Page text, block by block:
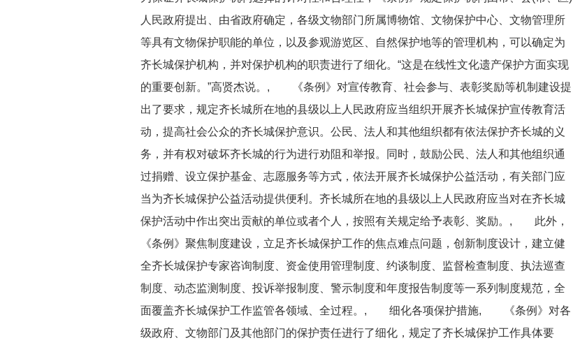
人民政府提出、由省政府确定，各级文物部门所属博物馆、文物保护中心、文物管理所
等具有文物保护职能的单位，以及参观游览区、自然保护地等的管理机构，可以确定为
齐长城保护机构，并对保护机构的职责进行了细化。“这是在线性文化遗产保护方面实现
的重要创新。”高贤杰说。, 《条例》对宣传教育、社会参与、表彰奖励等机制建设提
出了要求，规定齐长城所在地的县级以上人民政府应当组织开展齐长城保护宣传教育活
动，提高社会公众的齐长城保护意识。公民、法人和其他组织都有依法保护齐长城的义
务，并有权对破坏齐长城的行为进行劝阻和举报。同时，鼓励公民、法人和其他组织通
过捐赠、设立保护基金、志愿服务等方式，依法开展齐长城保护公益活动，有关部门应
当为齐长城保护公益活动提供便利。齐长城所在地的县级以上人民政府应当对在齐长城
保护活动中作出突出贡献的单位或者个人，按照有关规定给予表彰、奖励。, 此外，
《条例》聚焦制度建设，立足齐长城保护工作的焦点难点问题，创新制度设计，建立健
全齐长城保护专家咨询制度、资金使用管理制度、约谈制度、监督检查制度、执法巡查
制度、动态监测制度、投诉举报制度、警示制度和年度报告制度等一系列制度规范，全
面覆盖齐长城保护工作监管各领域、全过程。, 细化各项保护措施, 《条例》对各
级政府、文物部门及其他部门的保护责任进行了细化，规定了齐长城保护工作具体要